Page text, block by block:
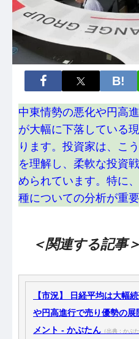
中東情勢の悪化や円高
が大幅に下落している
ります。投資家は、こ
を理解し、柔軟な投資
められています。特に
種についての分析が重要
＜関連する記事＞
【市況】 日経平均は大幅
や円高進行で売り優勢の展
メント - かぶたん （出典：かぶた